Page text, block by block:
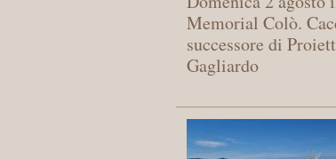
Memorial Colò.
successore di
Gagliardo